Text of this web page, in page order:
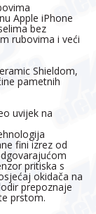
Apple iPhone
bez
rubovima i veći
Shieldom,
pametnih
uvijek na
fini izrez od
pritiska s
okidača na
prepoznaje
prstom.